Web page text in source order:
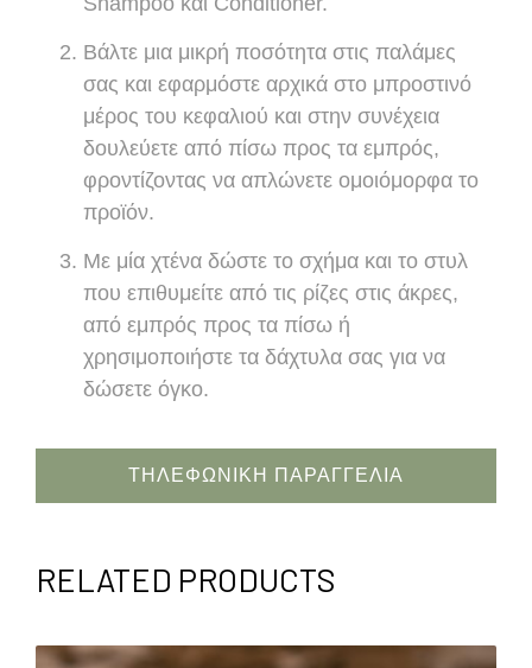
Βάλτε μια μικρή ποσότητα στις παλάμες
σας και εφαρμόστε αρχικά στο μπροστινό
μέρος του κεφαλιού και στην συνέχεια
δουλεύετε από πίσω προς τα εμπρός,
φροντίζοντας να απλώνετε ομοιόμορφα το
προϊόν.
Με μία χτένα δώστε το σχήμα και το στυλ
που επιθυμείτε από τις ρίζες στις άκρες,
από εμπρός προς τα πίσω ή
χρησιμοποιήστε τα δάχτυλα σας για να
δώσετε όγκο.
ΤΗΛΕΦΩΝΙΚΗ ΠΑΡΑΓΓΕΛΙΑ
RELATED PRODUCTS